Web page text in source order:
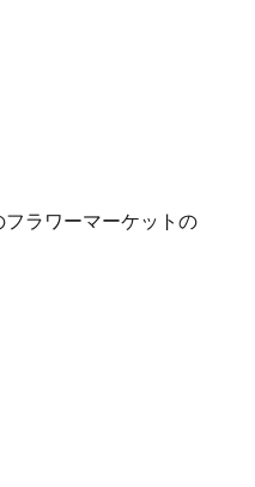
ラワーマーケットの